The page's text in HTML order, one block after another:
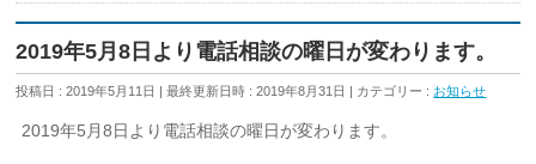
2019年5月8日より電話相談の曜日が変わります。
投稿日 : 2019年5月11日 最終更新日時 : 2019年8月31日 カテゴリー : お知らせ
2019年5月8日より電話相談の曜日が変わります。